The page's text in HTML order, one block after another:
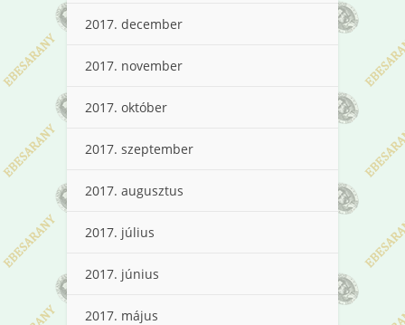
2017. december
2017. november
2017. október
2017. szeptember
2017. augusztus
2017. július
2017. június
2017. május